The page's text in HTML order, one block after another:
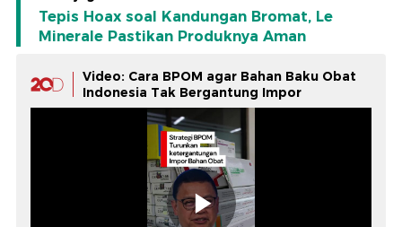
Tepis Hoax soal Kandungan Bromat, Le
Minerale Pastikan Produknya Aman
Video: Cara BPOM agar Bahan Baku Obat
Indonesia Tak Bergantung Impor